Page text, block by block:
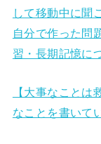
して移動中に聞
自分で作った問
習・長期記憶に
【大事なこと
なことを書いて